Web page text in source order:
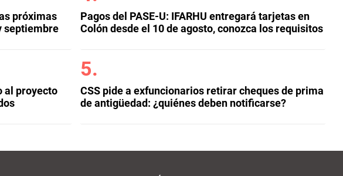
próximas
septiembre
al proyecto
Pagos del PASE-U: IFARHU entregará tarjetas en
Colón desde el 10 de agosto, conozca los requisitos
CSS pide a exfuncionarios retirar cheques de prima
de antigüedad: ¿quiénes deben notificarse?